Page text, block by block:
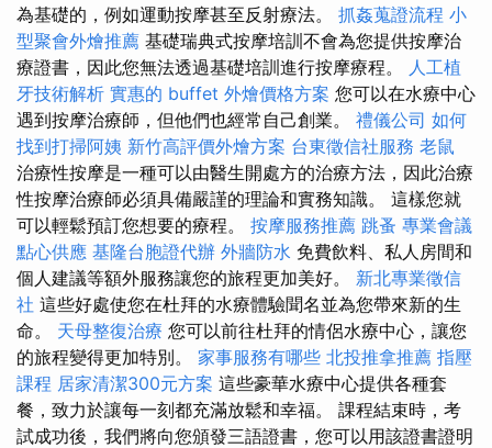
為基礎的，例如運動按摩甚至反射療法。 抓姦蒐證流程 小
型聚會外燴推薦 基礎瑞典式按摩培訓不會為您提供按摩治
療證書，因此您無法透過基礎培訓進行按摩療程。 人工植
牙技術解析 實惠的 buffet 外燴價格方案 您可以在水療中心
遇到按摩治療師，但他們也經常自己創業。 禮儀公司 如何
找到打掃阿姨 新竹高評價外燴方案 台東徵信社服務 老鼠
治療性按摩是一種可以由醫生開處方的治療方法，因此治療
性按摩治療師必須具備嚴謹的理論和實務知識。 這樣您就
可以輕鬆預訂您想要的療程。 按摩服務推薦 跳蚤 專業會議
點心供應 基隆台胞證代辦 外牆防水 免費飲料、私人房間和
個人建議等額外服務讓您的旅程更加美好。 新北專業徵信
社 這些好處使您在杜拜的水療體驗聞名並為您帶來新的生
命。 天母整復治療 您可以前往杜拜的情侶水療中心，讓您
的旅程變得更加特別。 家事服務有哪些 北投推拿推薦 指壓
課程 居家清潔300元方案 這些豪華水療中心提供各種套
餐，致力於讓每一刻都充滿放鬆和幸福。 課程結束時，考
試成功後，我們將向您頒發三語證書，您可以用該證書證明